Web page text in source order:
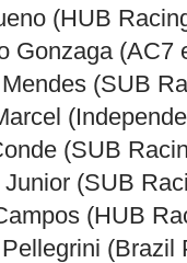
(HUB
Gonzaga (AC7
(SUB
(SUB
(SUB
(HUB
(Brazil